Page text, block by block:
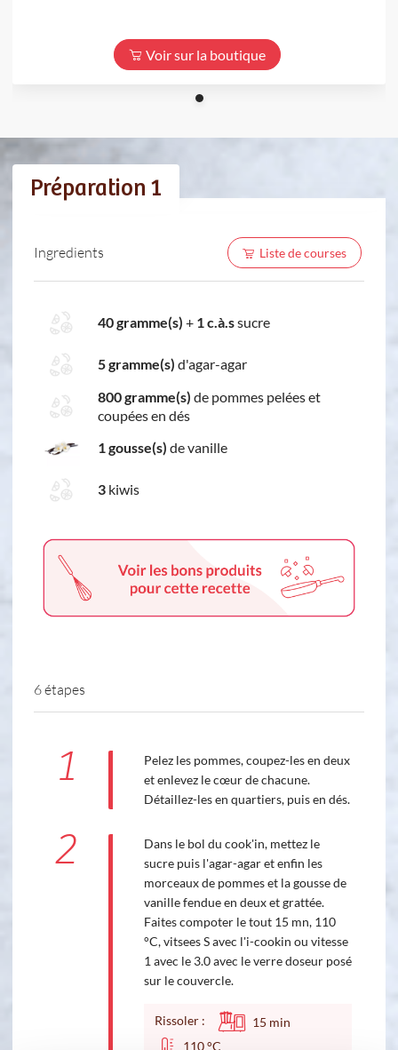
Voir sur la boutique
Préparation 1
Ingredients Liste de courses
40 gramme(s) + 1 c.à.ssucre
5 gramme(s) d'agar-agar
800 gramme(s) de pommes pelées et
coupées en dés
1 gousse(s) de vanille
3 kiwis
6 étapes
1
Pelez les pommes, coupez-les en deux
et enlevez le cœur de chacune.
Détaillez-les en quartiers, puis en dés.
2
Dans le bol du cook'in, mettez le
sucre puis l'agar-agar et enfin les
morceaux de pommes et la gousse de
vanille fendue en deux et grattée.
Faites compoter le tout 15 mn, 110
°C, vitsees S avec l'i-cookin ou vitesse
1 avec le 3.0 avec le verre doseur posé
sur le couvercle.
Rissoler : 15 min
110 °C